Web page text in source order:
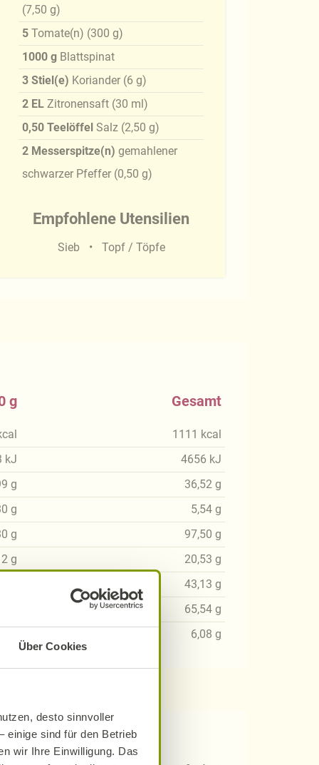
Über Cookies
desto sinnvoller
einige sind für den Betrieb
wir Ihre Einwilligung. Das
(7,50 g)
5 Tomate(n) (300 g)
1000 g Blattspinat
3 Stiel(e) Koriander (6 g)
2 EL Zitronensaft (30 ml)
0,50 Teelöffel Salz (2,50 g)
2 Messerspitze(n) gemahlener
schwarzer Pfeffer (0,50 g)
Empfohlene Utensilien
Sieb Topf / Töpfe
g
kJ
g
g
g
g
Gesamt
1111 kcal
4656 kJ
36,52 g
5,54 g
97,50 g
20,53 g
43,13 g
65,54 g
6,08 g